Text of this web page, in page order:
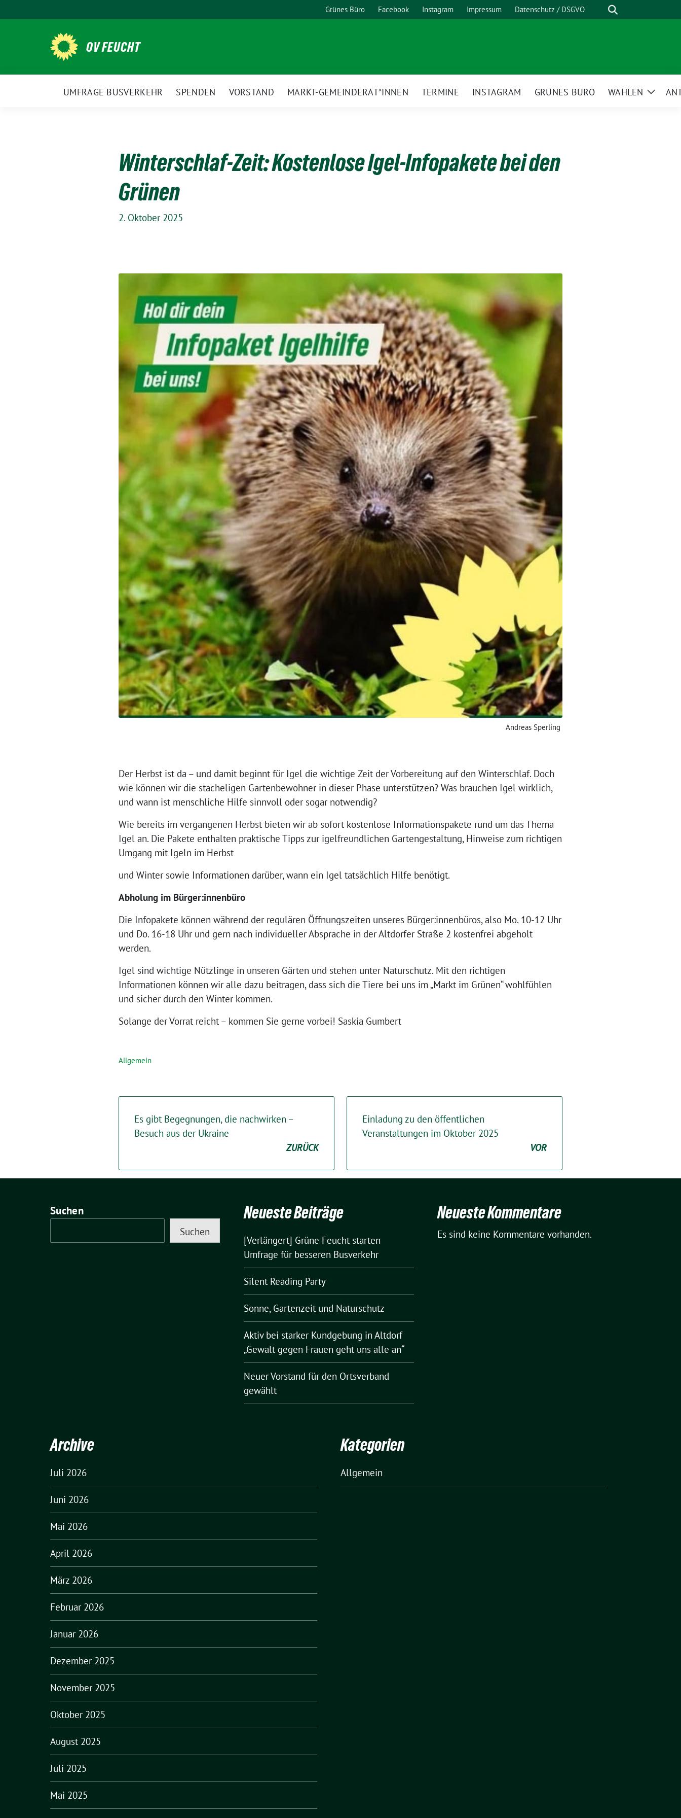
zum
Grünes Büro Facebook Instagram Impressum Datenschutz / DSGVO Suche
OV FEUCHT
UMFRAGE BUSVERKEHR SPENDEN VORSTAND MARKT-GEMEINDERÄT*INNEN TERMINE INSTAGRAM GRÜNES BÜRO WAHLEN
Zeige
Winterschlaf-Zeit: Kostenlose Igel-Infopakete bei den
Grünen
2. Oktober 2025
Andreas Sperling
Der Herbst ist da – und damit beginnt für Igel die wichtige Zeit der Vorbereitung auf den Winterschlaf. Doch
wie können wir die stacheligen Gartenbewohner in dieser Phase unterstützen? Was brauchen Igel wirklich,
und wann ist menschliche Hilfe sinnvoll oder sogar notwendig?
Wie bereits im vergangenen Herbst bieten wir ab sofort kostenlose Informationspakete rund um das Thema
Igel an. Die Pakete enthalten praktische Tipps zur igelfreundlichen Gartengestaltung, Hinweise zum richtigen
Umgang mit Igeln im Herbst
und Winter sowie Informationen darüber, wann ein Igel tatsächlich Hilfe benötigt.
Abholung im Bürger:innenbüro
Die Infopakete können während der regulären Öffnungszeiten unseres Bürger:innenbüros, also Mo. 10-12 Uhr
und Do. 16-18 Uhr und gern nach individueller Absprache in der Altdorfer Straße 2 kostenfrei abgeholt
werden.
Igel sind wichtige Nützlinge in unseren Gärten und stehen unter Naturschutz. Mit den richtigen
Informationen können wir alle dazu beitragen, dass sich die Tiere bei uns im „Markt im Grünen“ wohlfühlen
und sicher durch den Winter kommen.
Solange der Vorrat reicht – kommen Sie gerne vorbei! Saskia Gumbert
Allgemein
Es gibt Begegnungen, die nachwirken –
Besuch aus der Ukraine
ZURÜCK
Einladung zu den öffentlichen
Veranstaltungen im Oktober 2025
VOR
Suchen
Suchen
Neueste Beiträge
[Verlängert] Grüne Feucht starten
Umfrage für besseren Busverkehr
Silent Reading Party
Sonne, Gartenzeit und Naturschutz
Aktiv bei starker Kundgebung in Altdorf
„Gewalt gegen Frauen geht uns alle an“
Neuer Vorstand für den Ortsverband
gewählt
Neueste Kommentare
Es sind keine Kommentare vorhanden.
Archive
Juli 2026
Juni 2026
Mai 2026
April 2026
März 2026
Februar 2026
Januar 2026
Dezember 2025
November 2025
Oktober 2025
August 2025
Juli 2025
Mai 2025
Kategorien
Allgemein